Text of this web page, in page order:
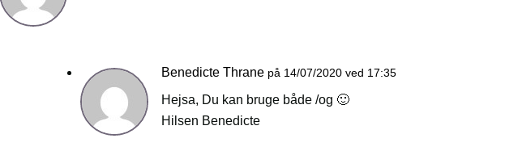
Benedicte Thrane på 14/07/2020 ved 17:35
Hejsa, Du kan bruge både /og 🙂
Hilsen Benedicte